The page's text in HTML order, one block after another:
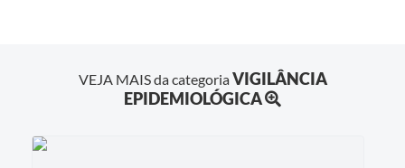
VEJA MAIS da categoriaVIGILÂNCIA
EPIDEMIOLÓGICA